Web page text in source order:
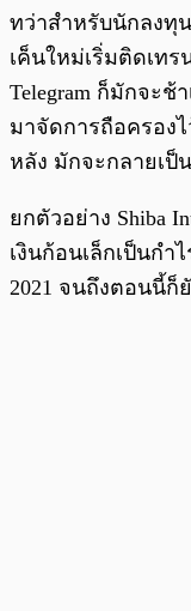
ทว่าสำหรับนักลงทุ
เค็นใหม่เริ่มติดเท
Telegram ก็มักจะ
มาจัดการถือครอง
หลัง มักจะกลายเป็
ยกตัวอย่าง Shiba
เงินก้อนเล็กเป็นก
2021 จนถึงตอนนี้